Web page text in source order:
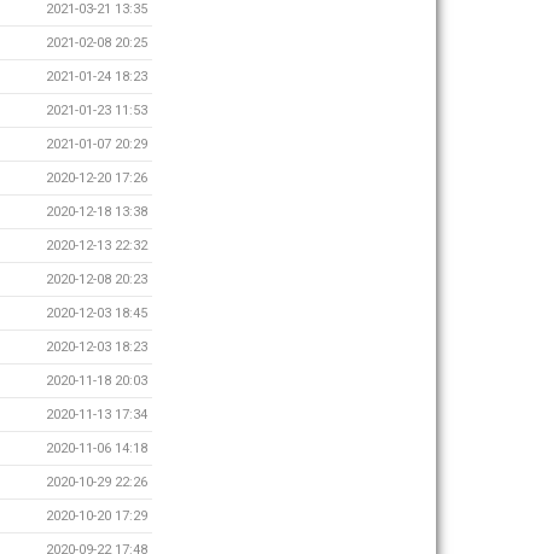
2021-03-21 13:35
2021-02-08 20:25
2021-01-24 18:23
2021-01-23 11:53
2021-01-07 20:29
2020-12-20 17:26
2020-12-18 13:38
2020-12-13 22:32
2020-12-08 20:23
2020-12-03 18:45
2020-12-03 18:23
2020-11-18 20:03
2020-11-13 17:34
2020-11-06 14:18
2020-10-29 22:26
2020-10-20 17:29
2020-09-22 17:48